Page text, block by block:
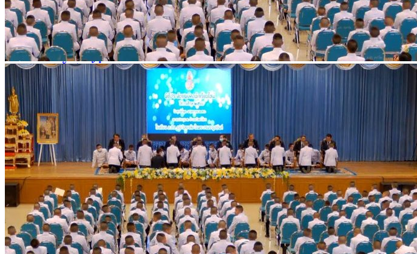
กลุ่มบริหารงานบุคคล
กลุ่มบริหารงานทั่วไป
หลักสูตร
หลักสูตรสถานศึกษา
หลักสูตรผู้นำ
หลักสูตรแผนการเรียนเทคโนโลยีและการจัดการ
ข่าวสารและกิจกรรม
นักเรียนปัจจุบัน
ห้องสมุดและคลังข้อมูล
ตรวจสอบผลการเรียน
ชมรม KC Channel
E-Learning
การเรียนการสอนทางไกล
LMS บทเรียนออนไลน์
สิ่งอำนวยความสะดวก
การบริการ
ห้องสมุดและคลังข้อมูล
รายการอาหาร